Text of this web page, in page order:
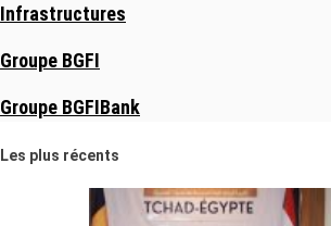
Infrastructures
Groupe BGFI
Groupe BGFIBank
Les plus récents